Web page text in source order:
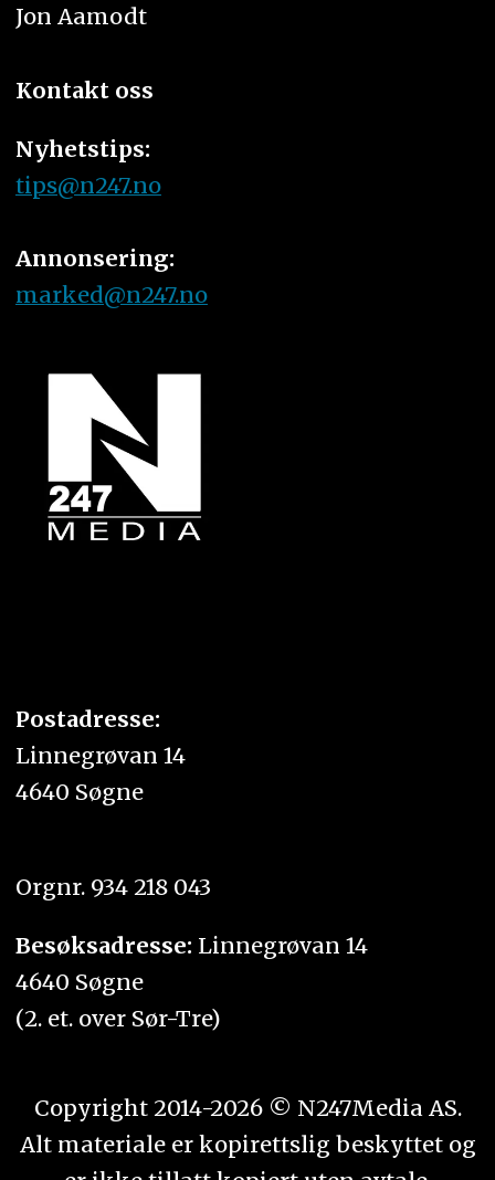
Jon Aamodt
Kontakt oss
Nyhetstips:
tips@n247.no
Annonsering:
marked@n247.no
Postadresse:
Linnegrøvan 14
4640 Søgne
Orgnr. 934 218 043
Besøksadresse: Linnegrøvan 14
4640 Søgne
(2. et. over Sør-Tre)
Copyright 2014-2026 © N247Media AS.
Alt materiale er kopirettslig beskyttet og